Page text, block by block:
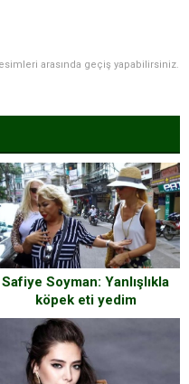
arasında geçiş yapabilirsiniz.
Safiye Soyman: Yanlışlıkla
köpek eti yedim